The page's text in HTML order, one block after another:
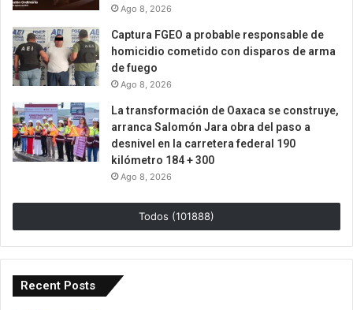
Ago 8, 2026
Captura FGEO a probable responsable de
homicidio cometido con disparos de arma
de fuego
Ago 8, 2026
La transformación de Oaxaca se construye,
arranca Salomón Jara obra del paso a
desnivel en la carretera federal 190
kilómetro 184 + 300
Ago 8, 2026
Todos (101888)
Recent Posts